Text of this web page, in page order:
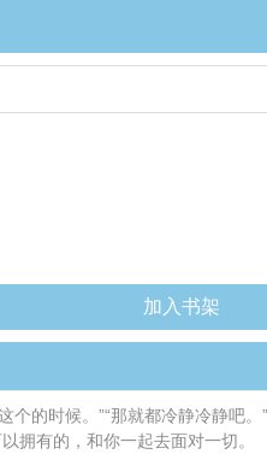
加入书架
时候。”“那就都冷静冷静吧。
拥有的，和你一起去面对一切。